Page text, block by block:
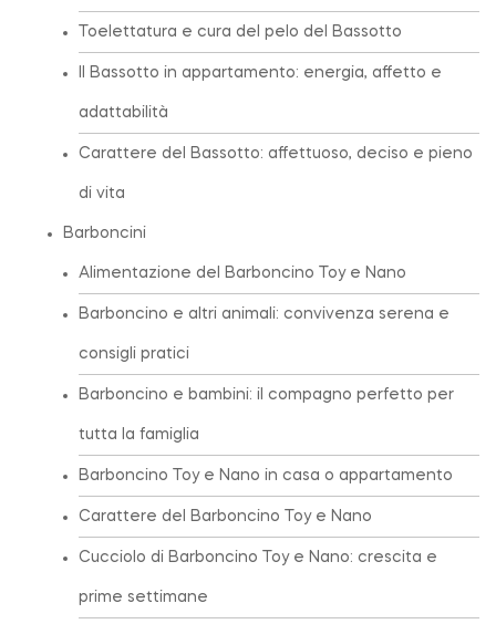
Toelettatura e cura del pelo del Bassotto
Il Bassotto in appartamento: energia, affetto e
adattabilità
Carattere del Bassotto: affettuoso, deciso e pieno
di vita
Barboncini
Alimentazione del Barboncino Toy e Nano
Barboncino e altri animali: convivenza serena e
consigli pratici
Barboncino e bambini: il compagno perfetto per
tutta la famiglia
Barboncino Toy e Nano in casa o appartamento
Carattere del Barboncino Toy e Nano
Cucciolo di Barboncino Toy e Nano: crescita e
prime settimane